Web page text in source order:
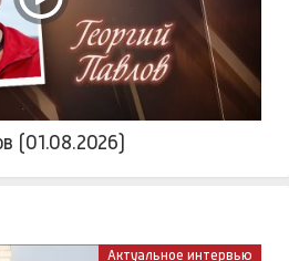
(01.08.2026)
Актуальное интервью